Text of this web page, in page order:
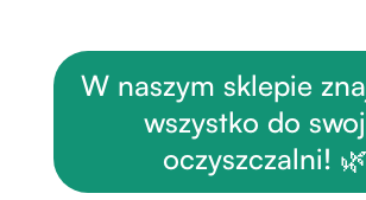
W naszym sklepie
wszystko do
oczyszczalni! 🌿